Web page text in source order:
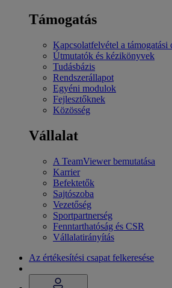
Támogatás
Kapcsolatfelvétel a támogatási
Útmutatók és kézikönyvek
Tudásbázis
Rendszerállapot
Egyéni modulok
Fejlesztőknek
Közösség
Vállalat
A TeamViewer bemutatása
Karrier
Befektetők
Sajtószoba
Vezetőség
Sportpartnerség
Fenntarthatóság és CSR
Vállalatirányítás
Az értékesítési csapat felkeresése